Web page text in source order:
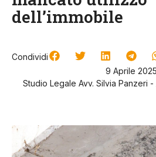
dell’immobile
Condividi
9 Aprile 2025
Studio Legale Avv. Silvia Panzeri -